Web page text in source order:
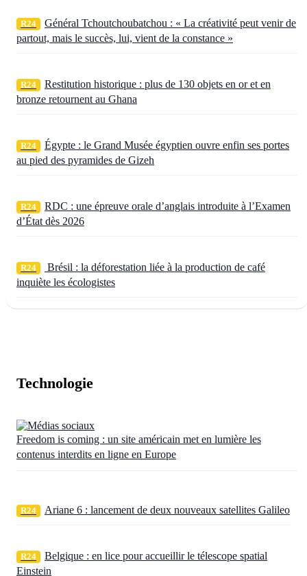
R24
Général Tchoutchoubatchou : « La créativité peut venir de
partout, mais le succès, lui, vient de la constance »
R24
Restitution historique : plus de 130 objets en or et en
bronze retournent au Ghana
R24
Égypte : le Grand Musée égyptien ouvre enfin ses portes
au pied des pyramides de Gizeh
R24
RDC : une épreuve orale d’anglais introduite à l’Examen
d’État dès 2026
R24
Brésil : la déforestation liée à la production de café
inquiète les écologistes
Technologie
Freedom is coming : un site américain met en lumière les
contenus interdits en ligne en Europe
R24 Ariane 6 : lancement de deux nouveaux satellites Galileo
R24
Belgique : en lice pour accueillir le télescope spatial
Einstein